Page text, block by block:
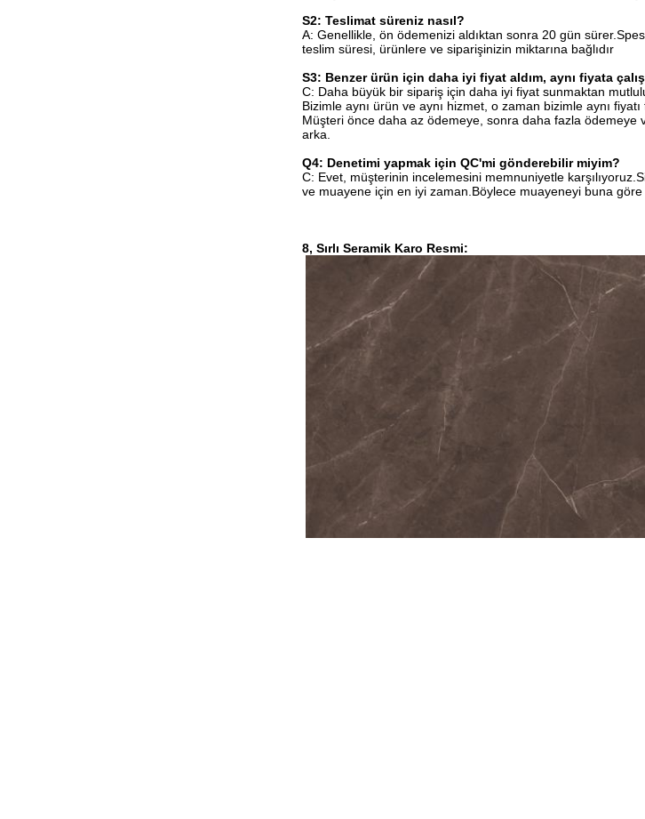
S2: Teslimat süreniz nasıl?
A: Genellikle, ön ödemenizi aldıktan sonra 20 gün
teslim süresi, ürünlere ve siparişinizin miktarına bağlıdır
S3: Benzer ürün için daha iyi fiyat aldım, aynı fiyata
C: Daha büyük bir sipariş için daha iyi fiyat sunmaktan
Bizimle aynı ürün ve aynı hizmet, o zaman bizimle aynı
Müşteri önce daha az ödemeye, sonra daha fazla
arka.
Q4: Denetimi yapmak için QC'mi gönderebilir miyim?
C: Evet, müşterinin incelemesini memnuniyetle
ve muayene için en iyi zaman.Böylece muayeneyi buna
8, Sırlı Seramik Karo Resmi: